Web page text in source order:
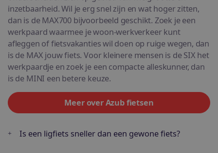
inzetbaarheid. Wil je erg snel zijn en wat hoger zitten,
dan is de MAX700 bijvoorbeeld geschikt. Zoek je een
werkpaard waarmee je woon-werkverkeer kunt
afleggen of fietsvakanties wil doen op ruige wegen, dan
is de MAX jouw fiets. Voor kleinere mensen is de SIX het
werkpaardje en zoek je een compacte alleskunner, dan
is de MINI een betere keuze.
Meer over Azub fietsen
Is een ligfiets sneller dan een gewone fiets?